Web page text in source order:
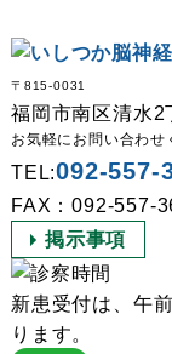
〒815-0031
福岡市南区清水2
お気軽にお問い合わせ
TEL:092-557-
FAX：092-557-
掲示事項
新患受付は、午
ります。